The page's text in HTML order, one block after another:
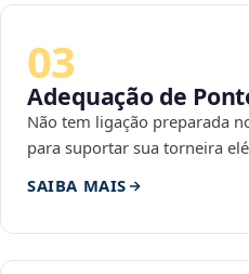
03
Adequação de
Não tem ligação preparada
para suportar sua torneira
SAIBA MAIS